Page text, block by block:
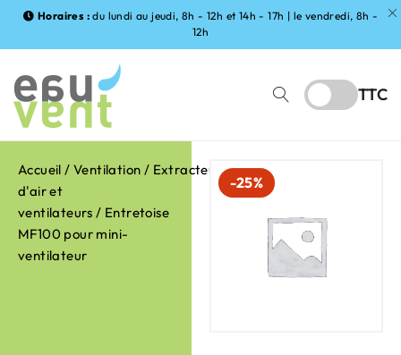
Horaires : du lundi au jeudi, 8h - 12h et 14h - 17h | le vendredi, 8h -
12h
TTC
Accueil /Ventilation / Extracteurs
d'air et
ventilateurs / Entretoise
MF100 pour mini-
ventilateur
-25%